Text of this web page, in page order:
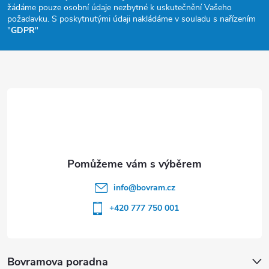
a
t
žádáme pouze osobní údaje nezbytné k uskutečnění Vašeho
požadavku. S poskytnutými údaji nakládáme v souladu s nařízením
"GDPR"
Bovramova poradna
info@bovram.cz
+420 777 750 001